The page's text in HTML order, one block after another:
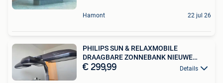
Hamont 22 jul 26
PHILIPS SUN & RELAXMOBILE
DRAAGBARE ZONNEBANK NIEUWE
LAMPEN
€ 299,99 Details